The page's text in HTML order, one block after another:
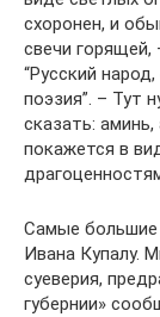
схоронен, и
свечи горящей,
“Русский
поэзия”. – Тут
сказать:
покажется в
Самые большие
Ивана Купалу.
суеверия,
губернии»